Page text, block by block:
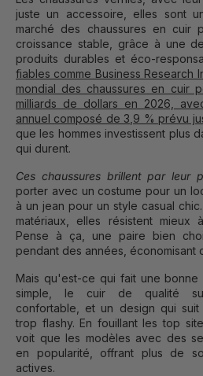
juste un accessoire, elles sont
marché des chaussures en cuir
croissance stable, grâce à une
produits durables et éco-
fiables comme Business Research
mondial des chaussures en cuir
milliards de dollars en 2026,
annuel composé de 3,9 % prévu
que les hommes investissent plus
qui durent.
Ces chaussures brillent par leur
porter avec un costume pour un
à un jean pour un style casual
matériaux, elles résistent
Pense à ça, une paire bien
pendant des années, économisant
Mais qu'est-ce qui fait une bonne
simple, le cuir de qualité
confortable, et un design qui
trop flashy. En fouillant les top
voit que les modèles avec des
en popularité, offrant plus de
actives.